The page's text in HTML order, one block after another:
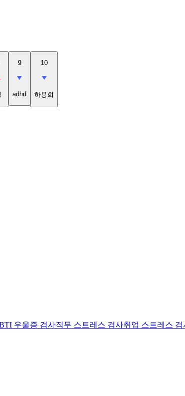
9
adhd
10
하용희
우울증 검사직무 스트레스 검사취업 스트레스 검